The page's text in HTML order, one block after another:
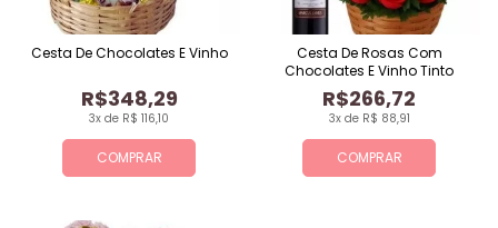
COMPRAR
3x de R$ 116,10
R$348,29
Cesta De Chocolates E Vinho
COMPRAR
3x de R$ 88,91
R$266,72
Cesta De Rosas Com
Chocolates E Vinho Tinto